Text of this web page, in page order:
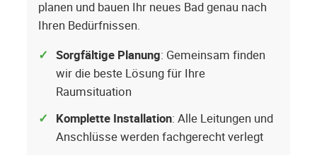
planen und bauen Ihr neues Bad genau nach
Ihren Bedürfnissen.
Sorgfältige Planung: Gemeinsam finden
wir die beste Lösung für Ihre
Raumsituation
Komplette Installation: Alle Leitungen und
Anschlüsse werden fachgerecht verlegt